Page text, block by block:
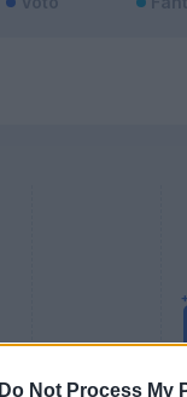
Do Not Process My